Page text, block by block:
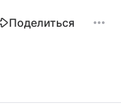
Поделиться